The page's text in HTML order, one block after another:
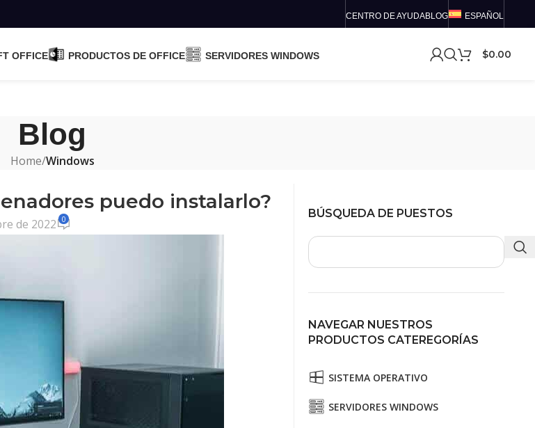
CENTRO DE AYUDABLOG ESPAÑOL
OFFICE PRODUCTOS DE OFFICE SERVIDORES WINDOWS $0.00
Blog
Home/Windows
puedo instalarlo?
de 2022 0 BÚSQUEDA DE PUESTOS
NAVEGAR NUESTROS
PRODUCTOS CATEREGORÍAS
SISTEMA OPERATIVO
SERVIDORES WINDOWS